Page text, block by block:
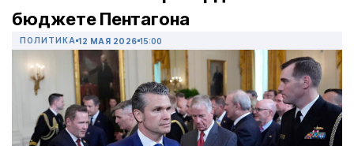
бюджете Пентагона
ПОЛИТИКА 12 МАЯ 2026 15:00